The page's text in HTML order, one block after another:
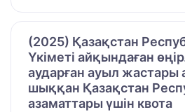
(2025) Қазақстан
Үкіметі айқындаған
аударған ауыл жастары
шыққан Қазақстан
азаматтары үшін квота